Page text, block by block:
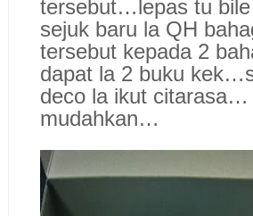
tersebut…lepas tu
sejuk baru la QH
tersebut kepada 2
dapat la 2 buku
deco la ikut citarasa…
mudahkan…